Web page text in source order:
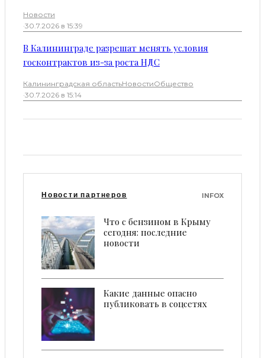
Новости
·30.7.2026 в 15:39
В Калининграде разрешат менять условия
госконтрактов из-за роста НДС
Калининградская областьНовостиОбщество
·30.7.2026 в 15:14
Новости партнеров INFOX
Что с бензином в Крыму
сегодня: последние
новости
Какие данные опасно
публиковать в соцсетях